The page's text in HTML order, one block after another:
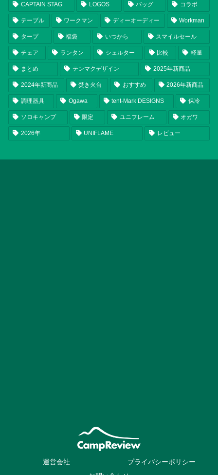
CAPTAIN STAG LOGOS バッグ コラボ
テーブル ワークマン ディーオーディー Workman
タープ 福袋 いつから スマイルセール
チェア ランタン シェルター 比較 軽量
まとめ テンマクデザイン 2025年新商品
2024年新商品 焚き火台 おすすめ 2026年新商品
調理器具 Ogawa tent-Mark DESIGNS 保冷
ソロキャンプ 限定 ユニフレーム オガワ
2026年 UNIFLAME レビュー
運営会社
プライバシーポリシー